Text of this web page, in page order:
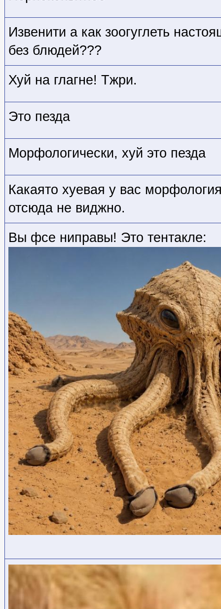
Извенити а как зоогуглеть
без блюдей???
Хуй на глагне! Тжри.
Это пезда
Морфологически, хуй это пезда
Какаято хуевая у вас
отсюда не виджно.
Вы фсе ниправы! Это тентакле: